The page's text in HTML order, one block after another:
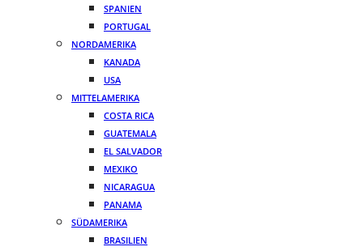
SPANIEN
PORTUGAL
NORDAMERIKA
KANADA
USA
MITTELAMERIKA
COSTA RICA
GUATEMALA
EL SALVADOR
MEXIKO
NICARAGUA
PANAMA
SÜDAMERIKA
BRASILIEN